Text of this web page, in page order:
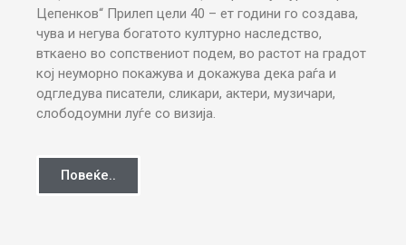
Цепенков“ Прилеп цели 40 – ет години го создава,
чува и негува богатото културно наследство,
вткаено во сопствениот подем, во растот на градот
кој неуморно покажува и докажува дека раѓа и
одгледува писатели, сликари, актери, музичари,
слободоумни луѓе со визија.
Повеќе..